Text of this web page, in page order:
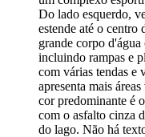
Do lado esquerdo,
estende até o centro
grande corpo d'água
incluindo rampas e
com várias tendas e
apresenta mais
cor predominante é
com o asfalto cinza
do lago. Não há